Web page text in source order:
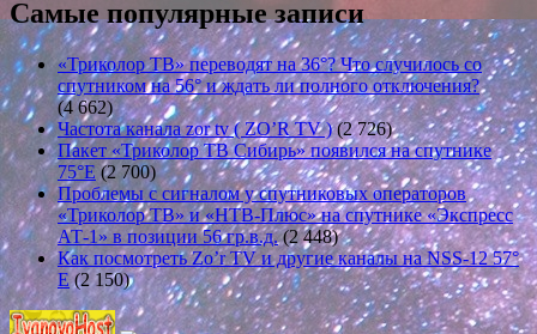
Самые популярные записи
«Триколор ТВ» переводят на 36°? Что случилось со
спутником на 56° и ждать ли полного отключения?
(4 662)
Частота канала zor tv ( ZO’R TV ) (2 726)
Пакет «Триколор ТВ Сибирь» появился на спутнике
75°E (2 700)
Проблемы с сигналом у спутниковых операторов
«Триколор ТВ» и «НТВ-Плюс» на спутнике «Экспресс
АТ-1» в позиции 56 гр.в.д. (2 448)
Как посмотреть Zo’r TV и другие каналы на NSS-12 57°
E (2 150)